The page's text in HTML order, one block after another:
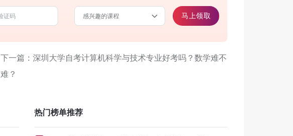
马上领取
下一篇：深圳大学自考计算机科学与技术专业好考吗？数学难不
难？
热门榜单推荐